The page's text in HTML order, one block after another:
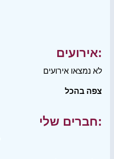
אירועים:
לא נמצאו אירועים
צפה בהכל
חברים שלי: